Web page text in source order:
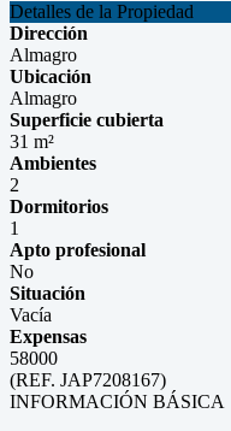
Detalles de la Propiedad
Dirección
Almagro
Ubicación
Almagro
Superficie cubierta
31 m²
Ambientes
2
Dormitorios
1
Apto profesional
No
Situación
Vacía
Expensas
58000
(REF. JAP7208167)
INFORMACIÓN BÁSICA